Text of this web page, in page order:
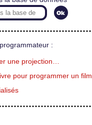
:
une projection…
pour programmer un film